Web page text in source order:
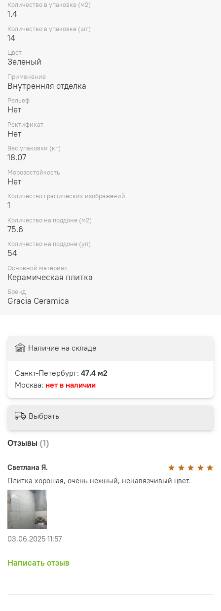
Количество в упаковке (м2)
1.4
Количество в упаковке (шт)
14
Цвет
Зеленый
Применение
Внутренняя отделка
Рельеф
Нет
Ректификат
Нет
Вес упаковки (кг)
18.07
Морозостойкость
Нет
Количество графических изображений
1
Количество на поддоне (м2)
75.6
Количество на поддоне (уп)
54
Основной материал
Керамическая плитка
Бренд
Gracia Ceramica
Отзывы (1)
Светлана Я.
Плитка хорошая, очень нежный, ненавязчивый цвет.
03.06.2025 11:57
Написать отзыв
Наличие на складе
Санкт-Петербург: 47.4 м2
Москва: нет в наличии
Выбрать